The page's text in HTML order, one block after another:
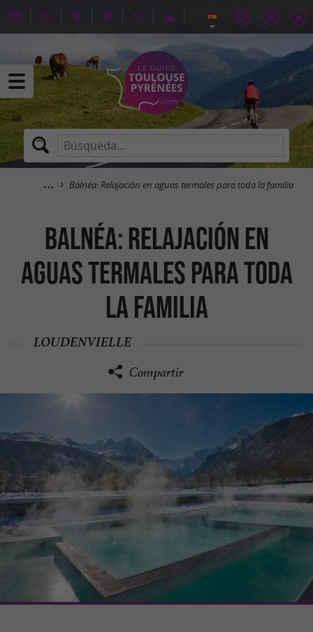
Balnéa: Relajación en aguas termales para toda la familia
Balnéa: Relajación en
aguas termales para toda
la familia
LOUDENVIELLE
Compartir